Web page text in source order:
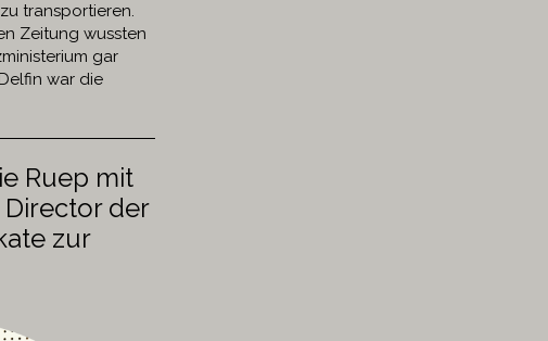
transportieren.
Zeitung wussten
gar
war die
Ruep mit
der
zur